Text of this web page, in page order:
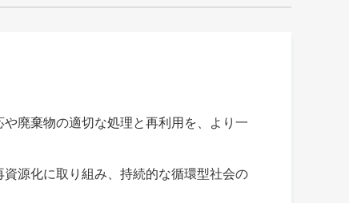
廃棄物の適切な処理と再利用を、より一
源化に取り組み、持続的な循環型社会の